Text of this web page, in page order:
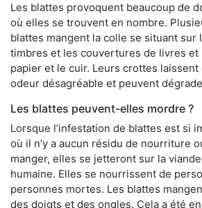
Les blattes provoquent beaucoup de
où elles se trouvent en nombre.
blattes mangent la colle se situant sur
timbres et les couvertures de livres et
papier et le cuir. Leurs crottes laissent
odeur désagréable et peuvent
Les blattes peuvent-elles mordre ?
Lorsque l’infestation de blattes est si
où il n’y a aucun résidu de nourriture
manger, elles se jetteront sur la
humaine. Elles se nourrissent de
personnes mortes. Les blattes
des doigts et des ongles. Cela a été